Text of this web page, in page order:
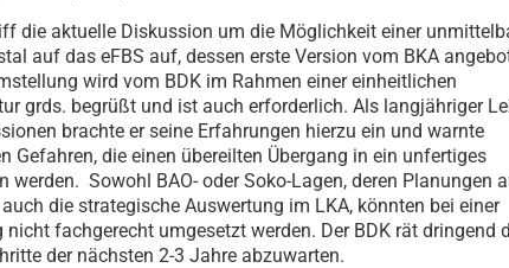
die aktuelle Diskussion um die Möglichkeit einer
auf das eFBS auf, dessen erste Version vom BKA
wird vom BDK im Rahmen einer einheitlichen
grds. begrüßt und ist auch erforderlich. Als langjähriger
brachte er seine Erfahrungen hierzu ein und warnte
Gefahren, die einen übereilten Übergang in ein unfertiges
werden. Sowohl BAO- oder Soko-Lagen, deren Planungen
die strategische Auswertung im LKA, könnten bei einer
nicht fachgerecht umgesetzt werden. Der BDK rät dringend
der nächsten 2-3 Jahre abzuwarten.